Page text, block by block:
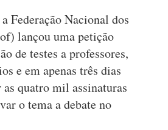
Federação Nacional dos
lançou uma petição
de testes a professores,
e em apenas três dias
quatro mil assinaturas
o tema a debate no